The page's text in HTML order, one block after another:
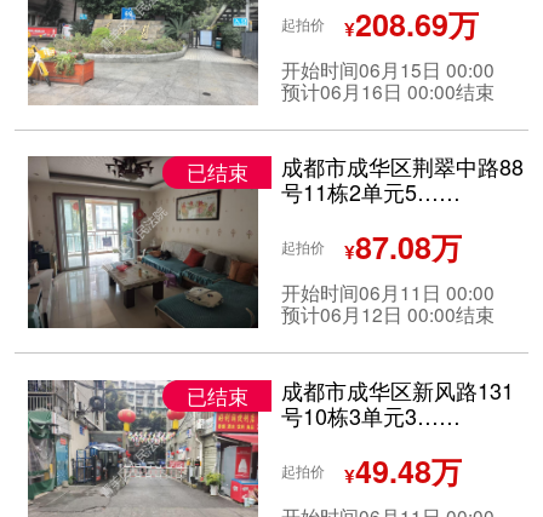
起拍价 ¥208.69万
开始时间06月15日 00:00
预计06月16日 00:00结束
已结束
成都市成华区荆翠中路88
号11栋2单元5……
起拍价 ¥87.08万
开始时间06月11日 00:00
预计06月12日 00:00结束
已结束
成都市成华区新风路131
号10栋3单元3……
起拍价 ¥49.48万